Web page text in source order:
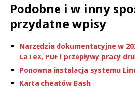
Podobne i w inny
przydatne wpisy
Narzędzia dokumentacyjne w
LaTeX, PDF i przepływy pracy
Ponowna instalacja systemu
Karta cheatów Bash